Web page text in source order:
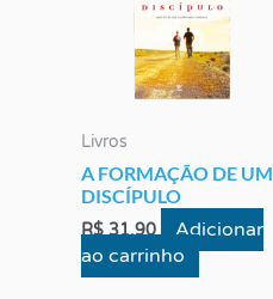
Livros
A FORMAÇÃO DE UM
DISCÍPULO
R$31,90
Adicionar
ao carrinho